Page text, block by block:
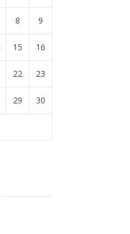
8 9
15 16
22 23
29 30